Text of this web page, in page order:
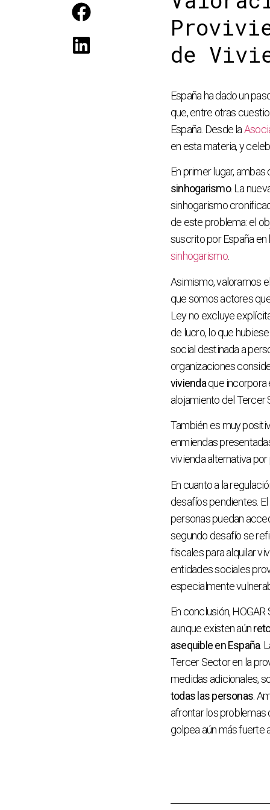
de
España ha dado un
que, entre otras
España. Desde la
en esta materia, y
En primer lugar,
sinhogarismo. La
sinhogarismo
de este problema: el
suscrito por España
sinhogarismo.
Asimismo, valoramos
que somos actores
Ley no excluye
de lucro, lo que
social destinada a
organizaciones
viviendaque incorpora
alojamiento del Tercer
También es muy
enmiendas
vivienda alternativa
En cuanto a la
desafíos pendientes.
personas puedan
segundo desafío se
fiscales para alquilar
entidades sociales
especialmente
En conclusión,
aunque existen aún
asequible en España .
Tercer Sector en la
medidas adicionales,
todas las personas .
afrontar los problemas
golpea aún más fuerte